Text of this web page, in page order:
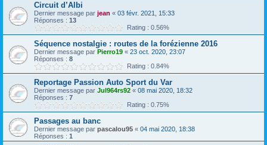
Circuit d’Albi
Dernier message par jean « 03 févr. 2021, 15:33
Réponses : 13
Rating : 0.56%
Séquence nostalgie : routes de la forézienne 2016
Dernier message par Pierro19 « 23 oct. 2020, 23:07
Réponses : 8
Rating : 0.84%
Reportage Passion Auto Sport du Var
Dernier message par Jul964rs92 « 08 mai 2020, 18:32
Réponses : 7
Rating : 0.75%
Passages au banc
Dernier message par pascalou95 « 04 mai 2020, 18:38
Réponses : 1